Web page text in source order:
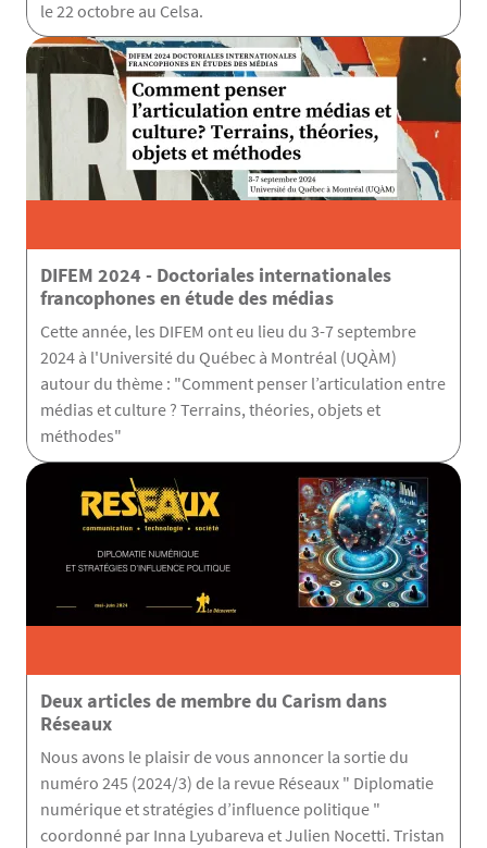
le 22 octobre au Celsa.
DIFEM 2024 - Doctoriales internationales
francophones en étude des médias
Cette année, les DIFEM ont eu lieu du 3-7 septembre
2024 à l'Université du Québec à Montréal (UQÀM)
autour du thème : "Comment penser l’articulation entre
médias et culture ? Terrains, théories, objets et
méthodes"
Deux articles de membre du Carism dans
Réseaux
Nous avons le plaisir de vous annoncer la sortie du
numéro 245 (2024/3) de la revue Réseaux " Diplomatie
numérique et stratégies d’influence politique "
coordonné par Inna Lyubareva et Julien Nocetti. Tristan